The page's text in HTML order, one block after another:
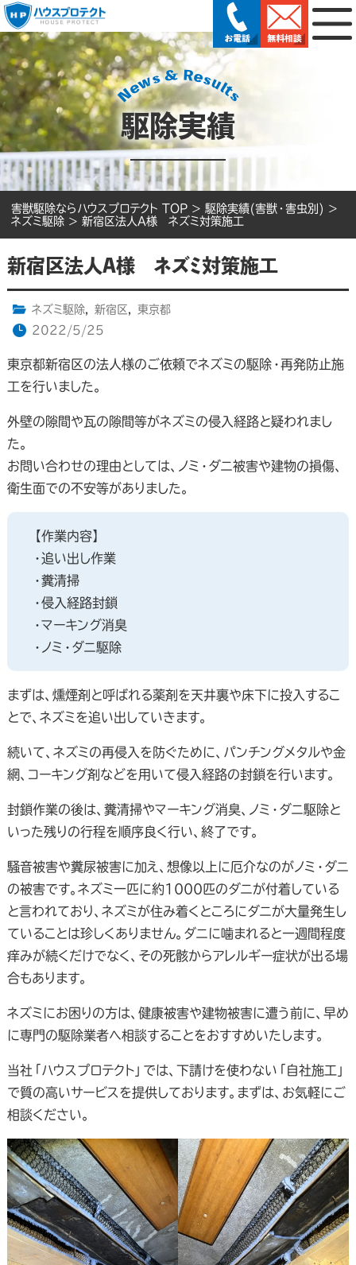
駆除実績
害獣駆除ならハウスプロテクト TOP > 駆除実績(害獣・害虫別) >
ネズミ駆除 > 新宿区法人A様 ネズミ対策施工
新宿区法人A様 ネズミ対策施工
ネズミ駆除, 新宿区 ,
東京都
2022/5/25
東京都新宿区の法人様のご依頼でネズミの駆除・再発防止施
工を行いました。
外壁の隙間や瓦の隙間等がネズミの侵入経路と疑われまし
た。
お問い合わせの理由としては、ノミ・ダニ被害や建物の損傷、
衛生面での不安等がありました。
【作業内容】
・追い出し作業
・糞清掃
・侵入経路封鎖
・マーキング消臭
・ノミ・ダニ駆除
まずは、燻煙剤と呼ばれる薬剤を天井裏や床下に投入するこ
とで、ネズミを追い出していきます。
続いて、ネズミの再侵入を防ぐために、パンチングメタルや金
網、コーキング剤などを用いて侵入経路の封鎖を行います。
封鎖作業の後は、糞清掃やマーキング消臭、ノミ・ダニ駆除と
いった残りの行程を順序良く行い、終了です。
騒音被害や糞尿被害に加え、想像以上に厄介なのがノミ・ダニ
の被害です。ネズミ一匹に約1000匹のダニが付着している
と言われており、ネズミが住み着くところにダニが大量発生し
ていることは珍しくありません。ダニに噛まれると一週間程度
痒みが続くだけでなく、その死骸からアレルギー症状が出る場
合もあります。
ネズミにお困りの方は、健康被害や建物被害に遭う前に、早め
に専門の駆除業者へ相談することをおすすめいたします。
当社「ハウスプロテクト」では、下請けを使わない「自社施工」
で質の高いサービスを提供しております。まずは、お気軽にご
相談ください。